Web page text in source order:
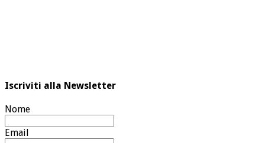
Iscriviti alla Newsletter
Nome
Email